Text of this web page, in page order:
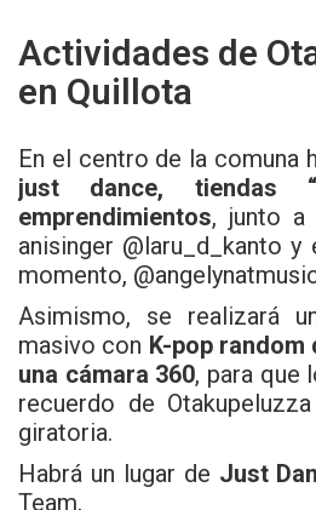
Actividades de
en Quillota
En el centro de la comuna
just dance, tiendas
emprendimientos, junto a
anisinger @laru_d_kanto
momento,
Asimismo, se realizará
masivo con K-pop random
una cámara 360, para que
recuerdo de
giratoria.
Habrá un lugar de Just
Team,